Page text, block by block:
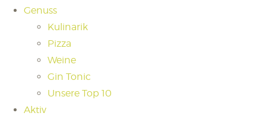
Genuss
Kulinarik
Pizza
Weine
Gin Tonic
Unsere Top 10
Aktiv